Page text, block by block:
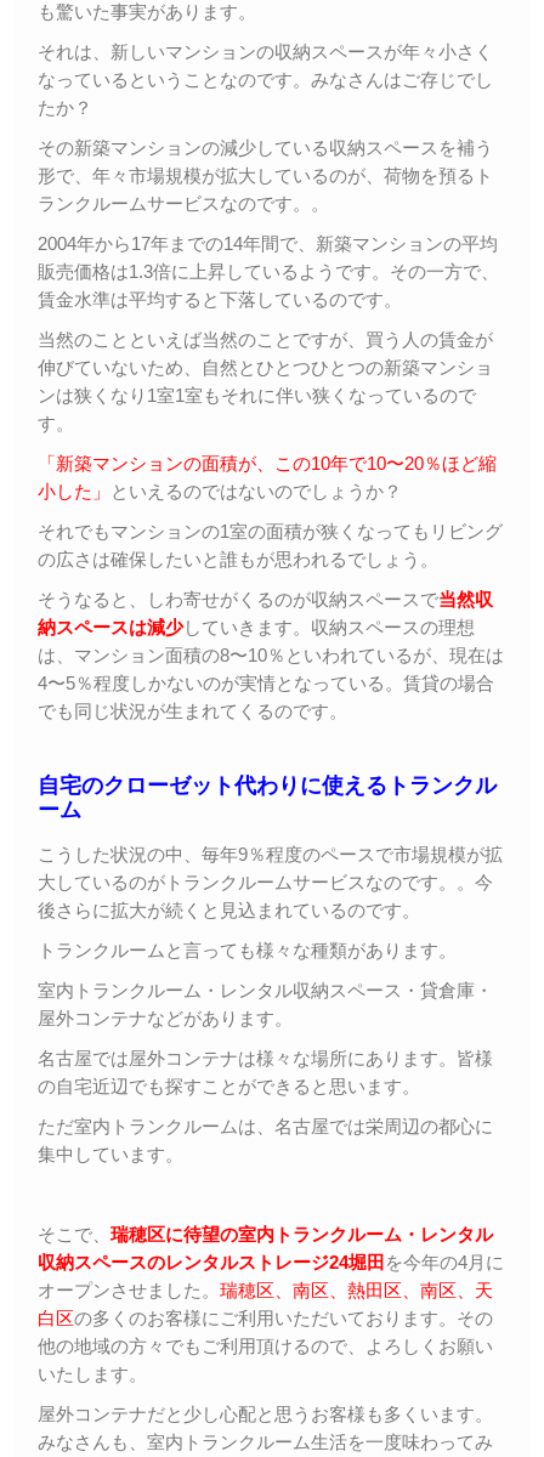
も驚いた事実があります。
それは、新しいマンションの収納スペースが年々小さく
なっているということなのです。みなさんはご存じでし
たか？
その新築マンションの減少している収納スペースを補う
形で、年々市場規模が拡大しているのが、荷物を預るト
ランクルームサービスなのです。。
2004年から17年までの14年間で、新築マンションの平均
販売価格は1.3倍に上昇しているようです。その一方で、
賃金水準は平均すると下落しているのです。
当然のことといえば当然のことですが、買う人の賃金が
伸びていないため、自然とひとつひとつの新築マンショ
ンは狭くなり1室1室もそれに伴い狭くなっているので
す。
「新築マンションの面積が、この10年で10〜20％ほど縮
小した」
といえるのではないのでしょうか？
それでもマンションの1室の面積が狭くなってもリビング
の広さは確保したいと誰もが思われるでしょう。
そうなると、しわ寄せがくるのが収納スペースで当然収
納スペースは減少していきます。収納スペースの理想
は、マンション面積の8〜10％といわれているが、現在は
4〜5％程度しかないのが実情となっている。賃貸の場合
でも同じ状況が生まれてくるのです。
自宅のクローゼット代わりに使えるトランクル
ーム
こうした状況の中、毎年9％程度のペースで市場規模が拡
大しているのがトランクルームサービスなのです。。今
後さらに拡大が続くと見込まれているのです。
トランクルームと言っても様々な種類があります。
室内トランクルーム・レンタル収納スペース・貸倉庫・
屋外コンテナなどがあります。
名古屋では屋外コンテナは様々な場所にあります。皆様
の自宅近辺でも探すことができると思います。
ただ室内トランクルームは、名古屋では栄周辺の都心に
集中しています。
そこで、 瑞穂区に待望の室内トランクルーム・レンタル
収納スペースのレンタルストレージ24堀田 を今年の4月に
オープンさせました。 瑞穂区、南区、熱田区、南区、天
白区の多くのお客様にご利用いただいております。その
他の地域の方々でもご利用頂けるので、よろしくお願い
いたします。
屋外コンテナだと少し心配と思うお客様も多くいます。
みなさんも、室内トランクルーム生活を一度味わってみ